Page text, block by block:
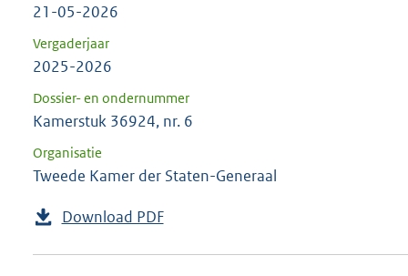
21-05-2026
Vergaderjaar
2025-2026
Dossier- en ondernummer
Kamerstuk 36924, nr. 6
Organisatie
Tweede Kamer der Staten-Generaal
Download PDF